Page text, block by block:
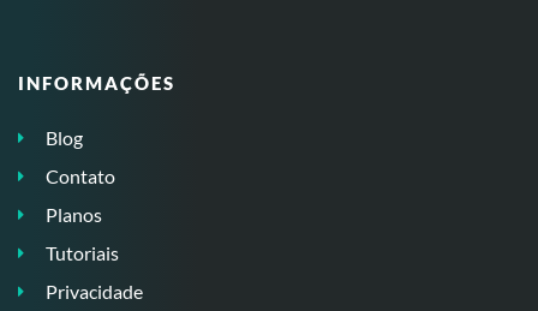
INFORMAÇÕES
Blog
Contato
Planos
Tutoriais
Privacidade